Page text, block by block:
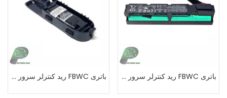
باتری FBWC رید کنترلر سرور G9 اچ پی باتری FBWC رید کنترلر سرور G7 اچ پی